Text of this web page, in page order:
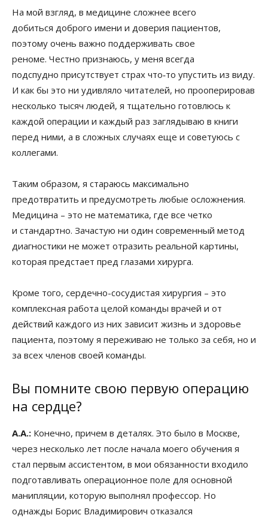
На мой взгляд, в медицине сложнее всего
добиться доброго имени и доверия пациентов,
поэтому очень важно поддерживать свое
реноме. Честно признаюсь, у меня всегда
подспудно присутствует страх что‑то упустить из виду.
И как бы это ни удивляло читателей, но прооперировав
несколько тысяч людей, я тщательно готовлюсь к
каждой операции и каждый раз заглядываю в книги
перед ними, а в сложных случаях еще и советуюсь с
коллегами.
Таким образом, я стараюсь максимально
предотвратить и предусмотреть любые осложнения.
Медицина – это не математика, где все четко
и стандартно. Зачастую ни один современный метод
диагностики не может отразить реальной картины,
которая предстает пред глазами хирурга.
Кроме того, сердечно-сосудистая хирургия – это
комплексная работа целой команды врачей и от
действий каждого из них зависит жизнь и здоровье
пациента, поэтому я переживаю не только за себя, но и
за всех членов своей команды.
Вы помните свою первую операцию
на сердце?
А.А.: Конечно, причем в деталях. Это было в Москве,
через несколько лет после начала моего обучения я
стал первым ассистентом, в мои обязанности входило
подготавливать операционное поле для основной
манипляции, которую выполнял профессор. Но
однажды Борис Владимирович отказался